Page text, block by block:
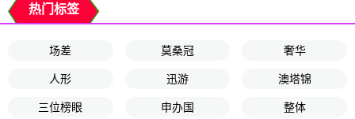
热门标签
场差 莫桑冠 奢华
人形 迅游 澳塔锦
三位榜眼 申办国 整体